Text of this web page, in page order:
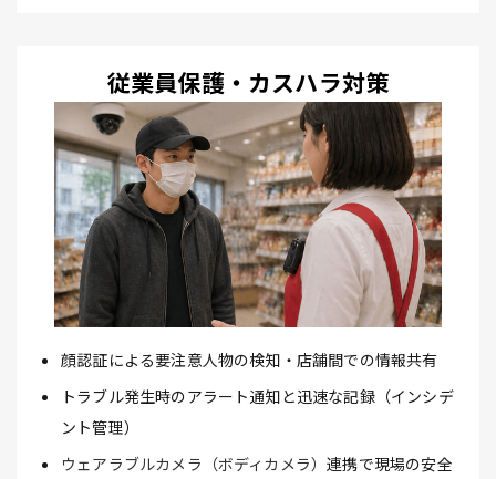
従業員保護・カスハラ対策
顔認証による要注意人物の検知・店舗間での情報共有
トラブル発生時のアラート通知と迅速な記録（インシデ
ント管理）
ウェアラブルカメラ（ボディカメラ）連携で現場の安全